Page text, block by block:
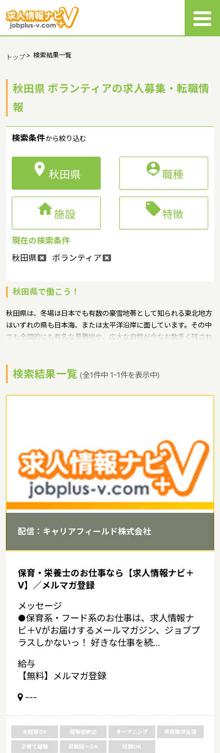
トップ> 検索結果一覧
秋田県 ボランティアの求人募集・転職情
報
検索条件から絞り込む
 秋田県 職種
施設 特徴
現在の検索条件
秋田県
ボランティア
秋田県で働こう！
秋田県は、冬場は日本でも有数の豪雪地帯として知られる東北地方
はいずれの県も日本海、または太平洋沿岸に面しています。その中
でも全国的にも有名な景勝地や、広大な自然が今なお数多く残され
向上研修会というような保育に関する取り組みを行っています。秋
田県の人口は1,050,244人（2014年1月1日現在）です。秋田県内に
は、保育所や保育施設が246施設あり、保育士求人倍率が1.76とな
内陸縦貫鉄道・由利高原鉄道 秋田県の家賃相場：6.1万円（2017年
10月賃貸住宅 D-room調べ）
検索結果一覧 (全1件中 1-1件を表示中)
配信：キャリアフィールド株式会社
保育・栄養士のお仕事なら【求人情報ナビ＋
V】／メルマガ登録
メッセージ
●保育系・フード系のお仕事は、求人情報ナ
ビ＋Vがお届けするメールマガジン、ジョブプ
ラスしかないっ！ 好きな仕事を続...
給与
【無料】メルマガ登録
---
未経験OK 経験者歓迎 オープニング 資格取得支援
子育て経験 週数回～OK 短期OK